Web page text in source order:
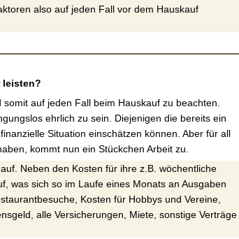
also auf jeden Fall vor dem Hauskauf
leisten?
auf jeden Fall beim Hauskauf zu beachten.
ehrlich zu sein. Diejenigen die bereits ein
Situation einschätzen können. Aber für all
kommt nun ein Stückchen Arbeit zu.
Neben den Kosten für ihre z.B. wöchentliche
was sich so im Laufe eines Monats an Ausgaben
Kosten für Hobbys und Vereine,
alle Versicherungen, Miete, sonstige Verträge